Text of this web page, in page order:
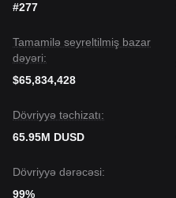
#277
Tamamilə seyreltilmiş bazar
dəyəri:
$65,834,428
Dövriyyə təchizatı:
65.95M DUSD
Dövriyyə dərəcəsi:
99%